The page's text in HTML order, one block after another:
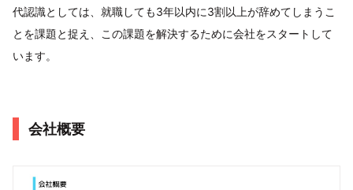
代認識としては、就職しても3年以内に3割以上が辞めてしまうこ
とを課題と捉え、この課題を解決するために会社をスタートして
います。
会社概要